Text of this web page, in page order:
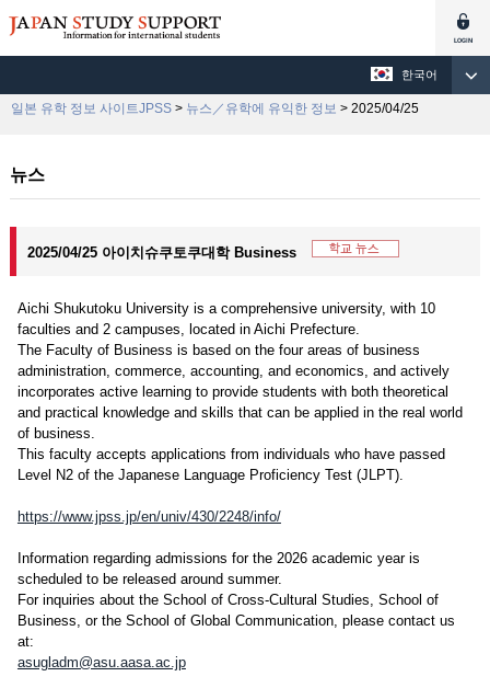
한국어
일본 유학 정보 사이트JPSS > 뉴스／유학에 유익한 정보 > 2025/04/25
뉴스
2025/04/25 아이치슈쿠토쿠대학 Business
Aichi Shukutoku University is a comprehensive university, with 10
faculties and 2 campuses, located in Aichi Prefecture.
The Faculty of Business is based on the four areas of business
administration, commerce, accounting, and economics, and actively
incorporates active learning to provide students with both theoretical
and practical knowledge and skills that can be applied in the real world
of business.
This faculty accepts applications from individuals who have passed
Level N2 of the Japanese Language Proficiency Test (JLPT).
https://www.jpss.jp/en/univ/430/2248/info/
Information regarding admissions for the 2026 academic year is
scheduled to be released around summer.
For inquiries about the School of Cross-Cultural Studies, School of
Business, or the School of Global Communication, please contact us
at:
asugladm@asu.aasa.ac.jp